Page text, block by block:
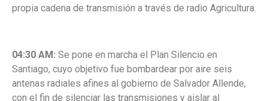
propia cadena de transmisión a través de radio Agricultura.
04:30 AM: Se pone en marcha el Plan Silencio en
Santiago, cuyo objetivo fue bombardear por aire seis
antenas radiales afines al gobierno de Salvador Allende,
con el fin de silenciar las transmisiones y aislar al